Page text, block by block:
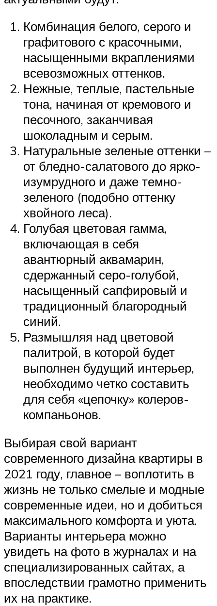
Комбинация белого, серого и
графитового с красочными,
насыщенными вкраплениями
всевозможных оттенков.
Нежные, теплые, пастельные
тона, начиная от кремового и
песочного, заканчивая
шоколадным и серым.
Натуральные зеленые оттенки –
от бледно-салатового до ярко-
изумрудного и даже темно-
зеленого (подобно оттенку
хвойного леса).
Голубая цветовая гамма,
включающая в себя
авантюрный аквамарин,
сдержанный серо-голубой,
насыщенный сапфировый и
традиционный благородный
синий.
Размышляя над цветовой
палитрой, в которой будет
выполнен будущий интерьер,
необходимо четко составить
для себя «цепочку» колеров-
компаньонов.
Выбирая свой вариант
современного дизайна квартиры в
2021 году, главное – воплотить в
жизнь не только смелые и модные
современные идеи, но и добиться
максимального комфорта и уюта.
Варианты интерьера можно
увидеть на фото в журналах и на
специализированных сайтах, а
впоследствии грамотно применить
их на практике.